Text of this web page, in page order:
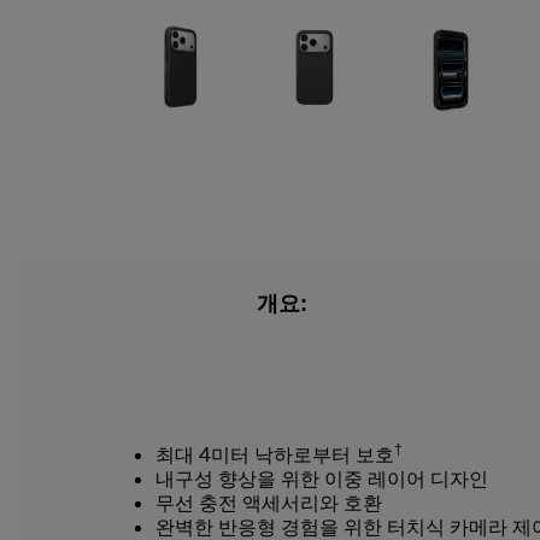
개요:
최대 4미터 낙하로부터 보호†
내구성 향상을 위한 이중 레이어 디자인
무선 충전 액세서리와 호환
완벽한 반응형 경험을 위한 터치식 카메라